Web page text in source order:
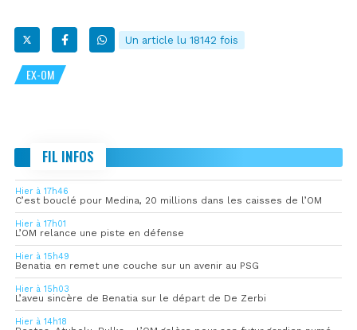
Un article lu 18142 fois
EX-OM
FIL INFOS
Hier à 17h46
C’est bouclé pour Medina, 20 millions dans les caisses de l’OM
Hier à 17h01
L’OM relance une piste en défense
Hier à 15h49
Benatia en remet une couche sur un avenir au PSG
Hier à 15h03
L’aveu sincère de Benatia sur le départ de De Zerbi
Hier à 14h18